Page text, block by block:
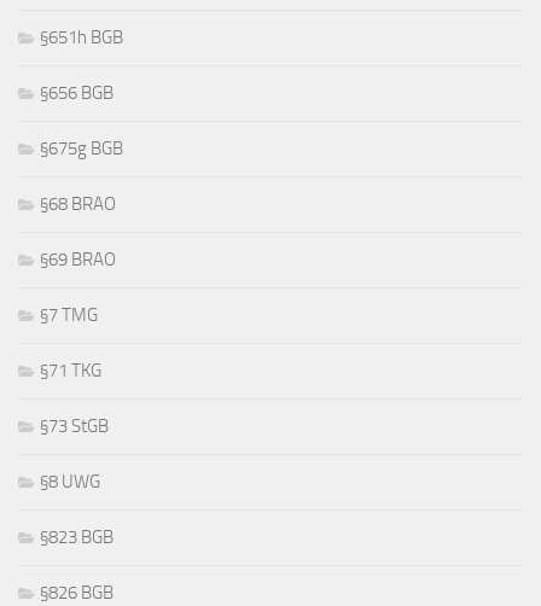
§651h BGB
§656 BGB
§675g BGB
§68 BRAO
§69 BRAO
§7 TMG
§71 TKG
§73 StGB
§8 UWG
§823 BGB
§826 BGB